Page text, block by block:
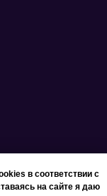
в соответствии с
на сайте я даю